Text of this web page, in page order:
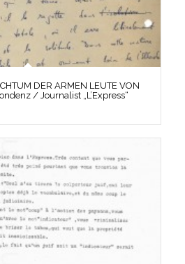
DER ARMEN LEUTE VON
/ Journalist „L’Express“